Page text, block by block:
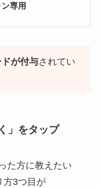
専用
が付与されてい
」をタップ
た方に教えたい
方3つ目が